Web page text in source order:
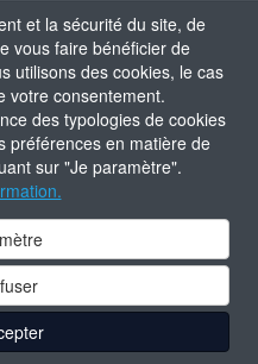
et la sécurité du site, de
vous faire bénéficier de
utilisons des cookies, le cas
votre consentement.
des typologies de cookies
préférences en matière de
sur "Je paramètre".